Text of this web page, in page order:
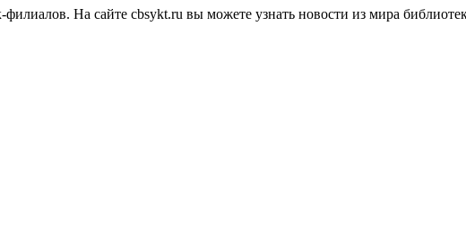
На сайте cbsykt.ru вы можете узнать новости из мира